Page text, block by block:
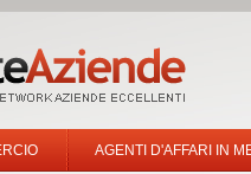
AGENTI D'AFFARI IN